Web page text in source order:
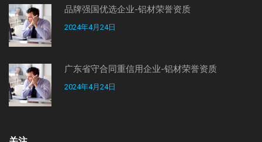
品牌强国优选企业-铝材荣誉资质
2024年4月24日
广东省守合同重信用企业-铝材荣誉资质
2024年4月24日